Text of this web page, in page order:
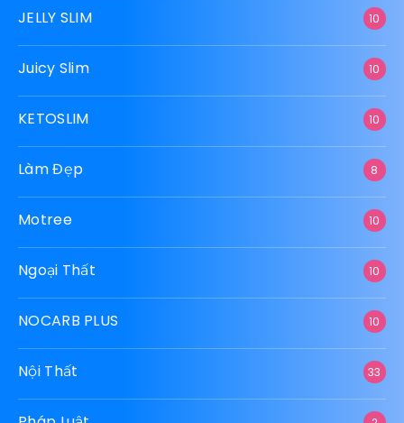
JELLY SLIM 10
Juicy Slim 10
KETOSLIM 10
Làm Đẹp 8
Motree 10
Ngoại Thất 10
NOCARB PLUS 10
Nội Thất 33